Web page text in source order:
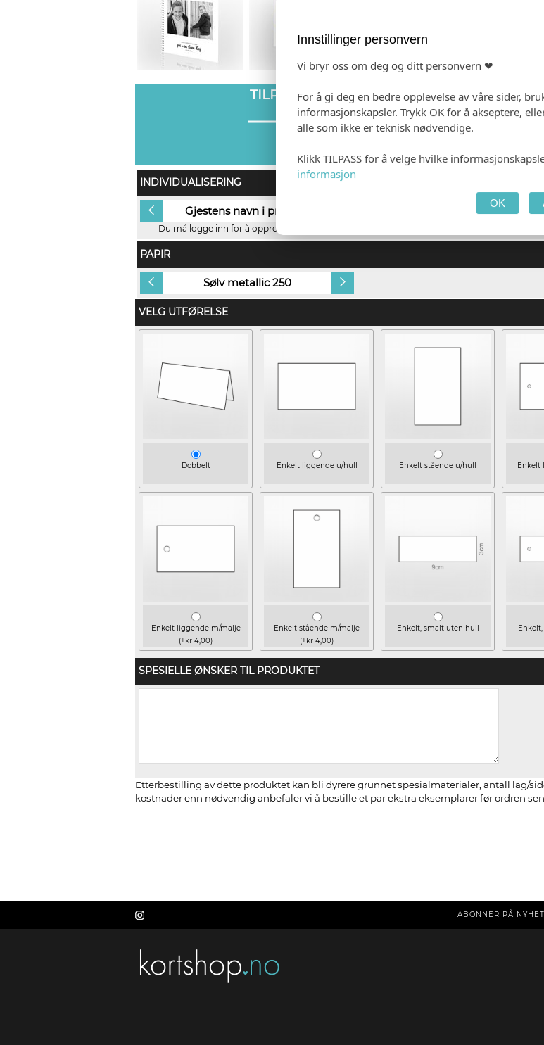
TILPASS PRODUKTET HANDLEKURV
INDIVIDUALISERING
Gjestens navn i produkt
Du må logge inn for å opprette navneliste.
PAPIR
Sølv metallic 250
VELG UTFØRELSE
Dobbelt Enkelt liggende u/hull Enkelt stående u/hull Enkelt
Enkelt liggende m/malje
(+kr 4,00)
Enkelt stående m/malje
(+kr 4,00)
Enkelt, smalt uten hull
SPESIELLE ØNSKER TIL PRODUKTET
Etterbestilling av dette produktet kan bli dyrere grunnet spesialmaterialer, antall lag/
kostnader enn nødvendig anbefaler vi å bestille et par ekstra eksemplarer før ordren
ABONNER PÅ
Innstillinger personvern
Vi bryr oss om deg og ditt personvern ❤
For å gi deg en bedre opplevelse av våre sider,
informasjonskapsler. Trykk OK for å akseptere,
alle som ikke er teknisk nødvendige.
Klikk TILPASS for å velge hvilke
informasjon
OK